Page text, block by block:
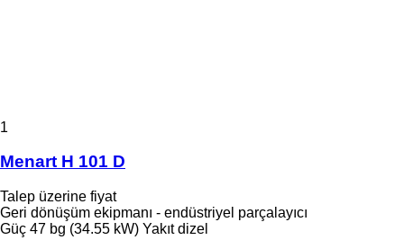
1
Menart H 101 D
Talep üzerine fiyat
Geri dönüşüm ekipmanı - endüstriyel parçalayıcı
Güç 47 bg (34.55 kW) Yakıt dizel